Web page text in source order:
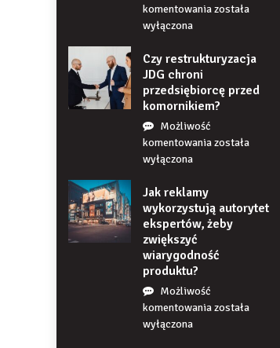
komentowaniaCo
jeśli
długi
czas
uzupełnię
została
wyłączona
Czy restrukturyzacja
JDG chroni
przedsiębiorcę przed
komornikiem?
Możliwość
komentowaniaCzy
przedsiębiorcę
przed
została
wyłączona
Jak reklamy
wykorzystują autorytet
ekspertów, żeby
zwiększyć
wiarygodność
produktu?
Możliwość
komentowaniaJak
została
wyłączona